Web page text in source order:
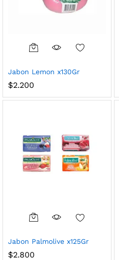
Jabon Lemon x130Gr
$2.200
Jabon Palmolive x125Gr
$2.800